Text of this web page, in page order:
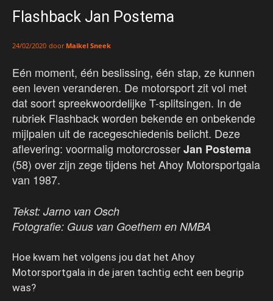
Flashback Jan Postema
24/02/2020 door Maikel Sneek
Eén moment, één beslissing, één stap, ze kunnen
een leven veranderen. De motorsport zit vol met
dat soort spreekwoordelijke T-splitsingen. In de
rubriek Flashback worden bekende en onbekende
mijlpalen uit de racegeschiedenis belicht. Deze
aflevering: voormalig motorcrosserJan Postema
(58) over zijn zege tijdens het Ahoy Motorsportgala
van 1987.
Tekst: Jarno van Osch
Fotografie: Guus van Goethem en NMBA
Hoe kwam het volgens jou dat het Ahoy
Motorsportgala in de jaren tachtig echt een begrip
was?